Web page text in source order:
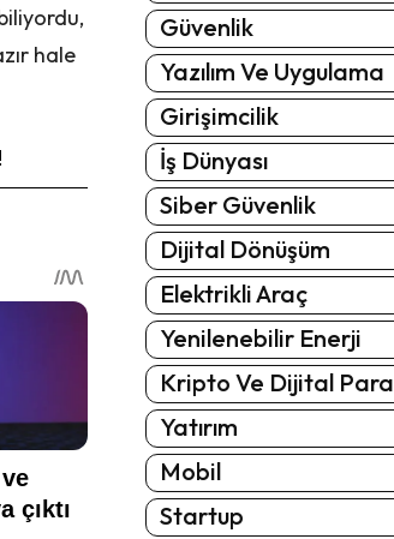
hale
Güvenlik
Yazılım Ve Uygulama
Girişimcilik
İş Dünyası
Siber Güvenlik
Dijital Dönüşüm
Elektrikli Araç
Yenilenebilir Enerji
Kripto Ve Dijital Para
Yatırım
Mobil
Startup